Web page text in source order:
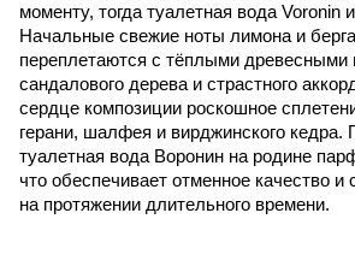
моменту, тогда туалетная вода Voronin
Начальные свежие ноты лимона и
переплетаются с тёплыми древесными
сандалового дерева и страстного
сердце композиции роскошное
герани, шалфея и вирджинского кедра.
туалетная вода Воронин на родине
что обеспечивает отменное качество и
на протяжении длительного времени.